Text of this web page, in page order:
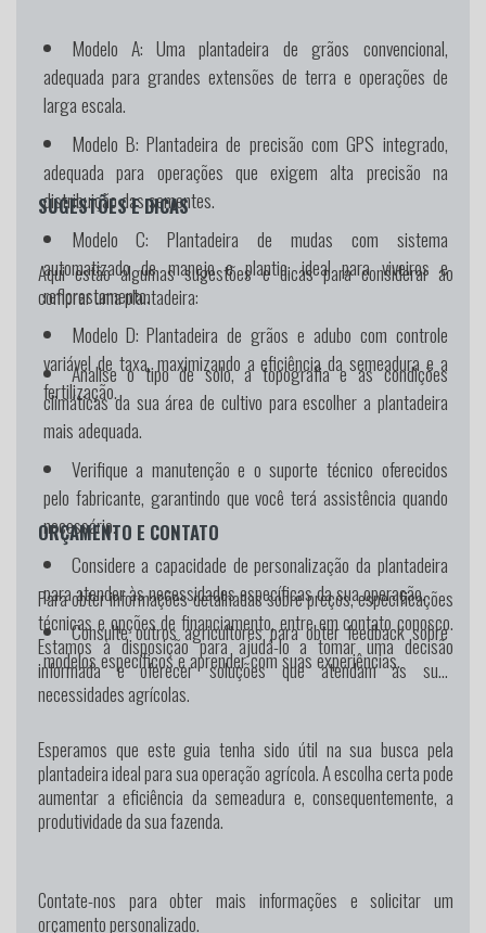
Modelo A: Uma plantadeira de grãos convencional,
adequada para grandes extensões de terra e operações de
larga escala.
Modelo B: Plantadeira de precisão com GPS integrado,
adequada para operações que exigem alta precisão na
distribuição das sementes.
Modelo C: Plantadeira de mudas com sistema
automatizado de manejo e plantio, ideal para viveiros e
reflorestamento.
Modelo D: Plantadeira de grãos e adubo com controle
variável de taxa, maximizando a eficiência da semeadura e a
fertilização.
SUGESTÕES E DICAS
Aqui estão algumas sugestões e dicas para considerar ao
comprar uma plantadeira:
Analise o tipo de solo, a topografia e as condições
climáticas da sua área de cultivo para escolher a plantadeira
mais adequada.
Verifique a manutenção e o suporte técnico oferecidos
pelo fabricante, garantindo que você terá assistência quando
necessário.
Considere a capacidade de personalização da plantadeira
para atender às necessidades específicas da sua operação.
Consulte outros agricultores para obter feedback sobre
modelos específicos e aprender com suas experiências.
ORÇAMENTO E CONTATO
Para obter informações detalhadas sobre preços, especificações
técnicas e opções de financiamento, entre em contato conosco.
Estamos à disposição para ajudá-lo a tomar uma decisão
informada e oferecer soluções que atendam às suas
necessidades agrícolas.
Esperamos que este guia tenha sido útil na sua busca pela
plantadeira ideal para sua operação agrícola. A escolha certa pode
aumentar a eficiência da semeadura e, consequentemente, a
produtividade da sua fazenda.
Contate-nos para obter mais informações e solicitar um
orçamento personalizado.